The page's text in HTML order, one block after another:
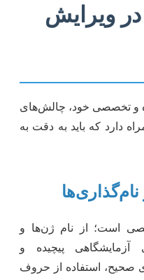
ویرایش
و تخصصی خود، چالش‌های
دارد که باید به دقت به
است؛ از نام ژن‌ها و
آزمایشگاهی پیچیده و
صحیح، استفاده از حروف